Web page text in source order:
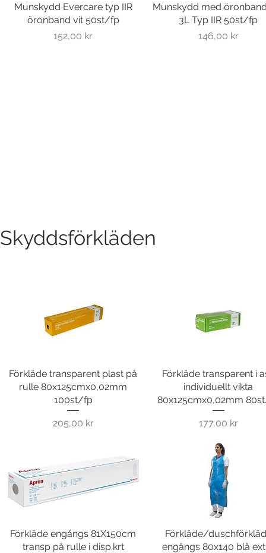
Snabbvisning
Munskydd Evercare typ IIR
öronband vit 50st/fp
Pris
152,00 kr
Snabbvisning
Munskydd med
3L Typ IIR 50st/fp
Pris
146,00 kr
Skyddsförkläden
Snabbvisning
Förkläde transparent plast på
rulle 80x125cmx0,02mm
100st/fp
Pris
205,00 kr
Snabbvisning
Förkläde transparent i
individuellt vikta
80x125cmx0,02mm
Pris
177,00 kr
Snabbvisning
Förkläde engångs 81X150cm
transp på rulle i disp.krt
Snabbvisning
Förkläde/
engångs 80x140 blå